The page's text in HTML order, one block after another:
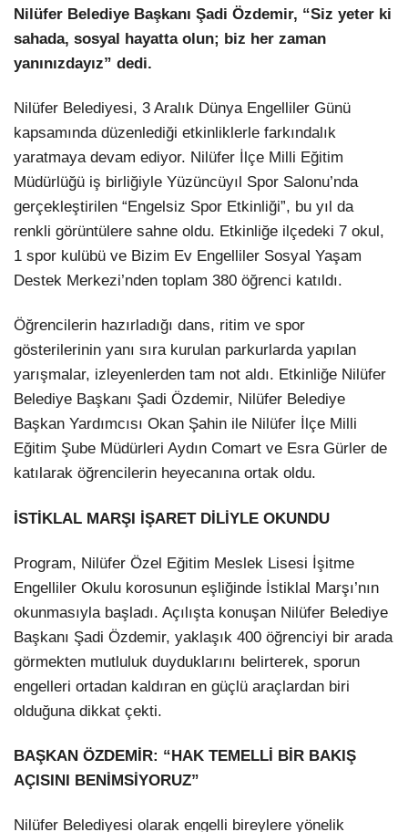
Nilüfer Belediye Başkanı Şadi Özdemir, “Siz yeter ki
sahada, sosyal hayatta olun; biz her zaman
yanınızdayız” dedi.
Nilüfer Belediyesi, 3 Aralık Dünya Engelliler Günü
kapsamında düzenlediği etkinliklerle farkındalık
yaratmaya devam ediyor. Nilüfer İlçe Milli Eğitim
Müdürlüğü iş birliğiyle Yüzüncüyıl Spor Salonu’nda
gerçekleştirilen “Engelsiz Spor Etkinliği”, bu yıl da
renkli görüntülere sahne oldu. Etkinliğe ilçedeki 7 okul,
1 spor kulübü ve Bizim Ev Engelliler Sosyal Yaşam
Destek Merkezi’nden toplam 380 öğrenci katıldı.
Öğrencilerin hazırladığı dans, ritim ve spor
gösterilerinin yanı sıra kurulan parkurlarda yapılan
yarışmalar, izleyenlerden tam not aldı. Etkinliğe Nilüfer
Belediye Başkanı Şadi Özdemir, Nilüfer Belediye
Başkan Yardımcısı Okan Şahin ile Nilüfer İlçe Milli
Eğitim Şube Müdürleri Aydın Comart ve Esra Gürler de
katılarak öğrencilerin heyecanına ortak oldu.
İSTİKLAL MARŞI İŞARET DİLİYLE OKUNDU
Program, Nilüfer Özel Eğitim Meslek Lisesi İşitme
Engelliler Okulu korosunun eşliğinde İstiklal Marşı’nın
okunmasıyla başladı. Açılışta konuşan Nilüfer Belediye
Başkanı Şadi Özdemir, yaklaşık 400 öğrenciyi bir arada
görmekten mutluluk duyduklarını belirterek, sporun
engelleri ortadan kaldıran en güçlü araçlardan biri
olduğuna dikkat çekti.
BAŞKAN ÖZDEMİR: “HAK TEMELLİ BİR BAKIŞ
AÇISINI BENİMSİYORUZ”
Nilüfer Belediyesi olarak engelli bireylere yönelik